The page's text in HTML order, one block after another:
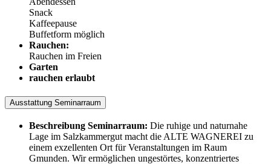
Snack
Kaffeepause
Buffetform möglich
Rauchen:
Rauchen im Freien
Garten
rauchen erlaubt
Ausstattung Seminarraum
Beschreibung Seminarraum: Die ruhige und naturnahe
Lage im Salzkammergut macht die ALTE WAGNEREI zu
einem exzellenten Ort für Veranstaltungen im Raum
Gmunden. Wir ermöglichen ungestörtes, konzentriertes